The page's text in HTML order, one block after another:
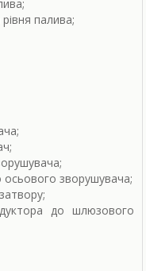
палива;
зворушувача;
до шлюзового